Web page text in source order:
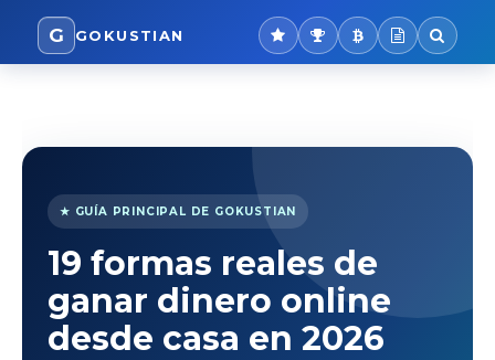
G GOKUSTIAN
★ GUÍA PRINCIPAL DE GOKUSTIAN
19 formas reales de
ganar dinero online
desde casa en 2026